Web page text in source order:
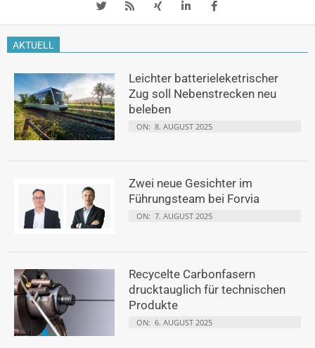
AKTUELL
Leichter batterieleketrischer
Zug soll Nebenstrecken neu
beleben
ON: 8. AUGUST 2025
Zwei neue Gesichter im
Führungsteam bei Forvia
ON: 7. AUGUST 2025
Recycelte Carbonfasern
drucktauglich für technischen
Produkte
ON: 6. AUGUST 2025